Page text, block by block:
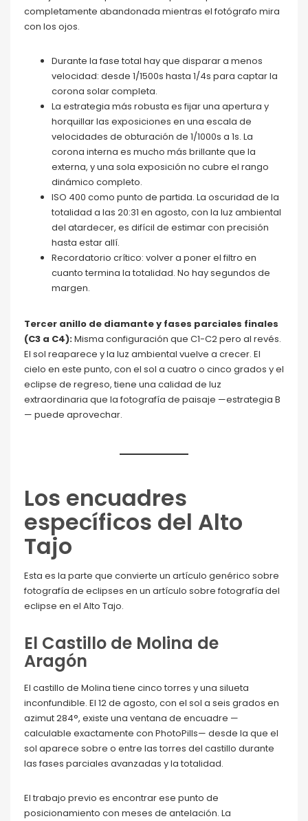
completamente abandonada mientras el fotógrafo mira
con los ojos.
Durante la fase total hay que disparar a menos
velocidad: desde 1/1500s hasta 1/4s para captar la
corona solar completa.
La estrategia más robusta es fijar una apertura y
horquillar las exposiciones en una escala de
velocidades de obturación de 1/1000s a 1s. La
corona interna es mucho más brillante que la
externa, y una sola exposición no cubre el rango
dinámico completo.
ISO 400 como punto de partida. La oscuridad de la
totalidad a las 20:31 en agosto, con la luz ambiental
del atardecer, es difícil de estimar con precisión
hasta estar allí.
Recordatorio crítico: volver a poner el filtro en
cuanto termina la totalidad. No hay segundos de
margen.
Tercer anillo de diamante y fases parciales finales
(C3 a C4):Misma configuración que C1-C2 pero al revés.
El sol reaparece y la luz ambiental vuelve a crecer. El
cielo en este punto, con el sol a cuatro o cinco grados y el
eclipse de regreso, tiene una calidad de luz
extraordinaria que la fotografía de paisaje —estrategia B
— puede aprovechar.
Los encuadres
específicos del Alto
Tajo
Esta es la parte que convierte un artículo genérico sobre
fotografía de eclipses en un artículo sobre fotografía del
eclipse en el Alto Tajo.
El Castillo de Molina de
Aragón
El castillo de Molina tiene cinco torres y una silueta
inconfundible. El 12 de agosto, con el sol a seis grados en
azimut 284°, existe una ventana de encuadre —
calculable exactamente con PhotoPills— desde la que el
sol aparece sobre o entre las torres del castillo durante
las fases parciales avanzadas y la totalidad.
El trabajo previo es encontrar ese punto de
posicionamiento con meses de antelación. La